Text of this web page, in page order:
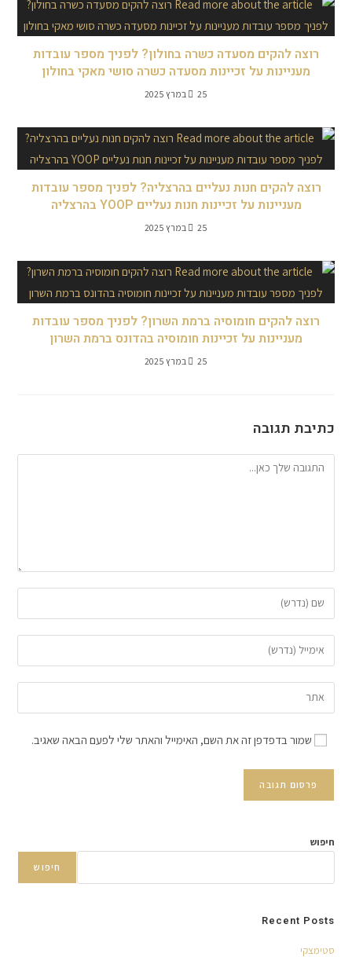
רוצה להקים מסעדה כשרה בחולון? לפניך מספר עובדות
מעניינות על זכיינות מסעדה כשרה סושי מאקי בחולון
25 במרץ 2025
רוצה להקים חנות נעליים בהרצליה? לפניך מספר עובדות
מעניינות על זכיינות חנות נעליים YOOP בהרצליה
25 במרץ 2025
רוצה להקים חומוסיה ברמת השרון? לפניך מספר עובדות
מעניינות על זכיינות חומוסיה בהדונס ברמת השרון
25 במרץ 2025
כתיבת תגובה
שמור בדפדפן זה את השם, האימייל והאתר שלי לפעם הבאה שאגיב.
חיפוש
חיפוש
Recent Posts
סטימצקי